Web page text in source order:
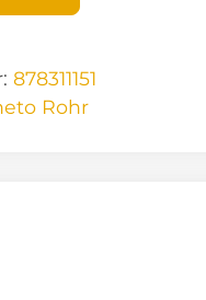
878311151
Rohr